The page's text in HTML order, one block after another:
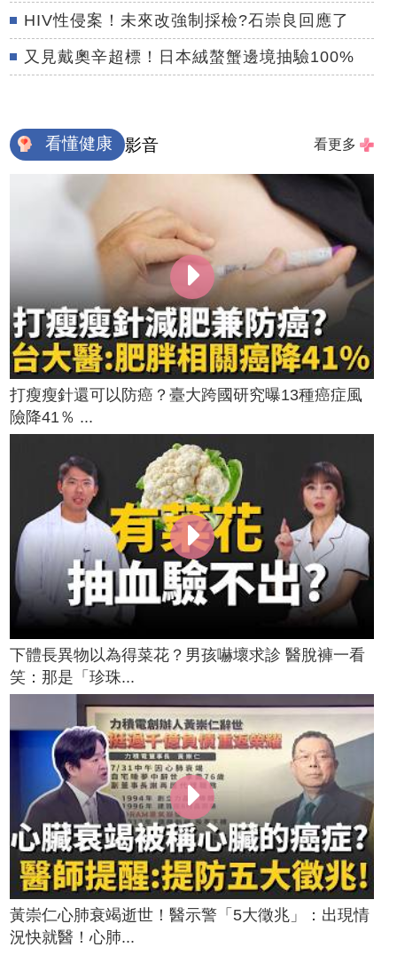
HIV性侵案！未來改強制採檢?石崇良回應了
又見戴奧辛超標！日本絨螯蟹邊境抽驗100%
看懂健康 影音 看更多
打瘦瘦針還可以防癌？臺大跨國研究曝13種癌症風
險降41％ ...
下體長異物以為得菜花？男孩嚇壞求診 醫脫褲一看
笑：那是「珍珠...
黃崇仁心肺衰竭逝世！醫示警「5大徵兆」：出現情
況快就醫！心肺...